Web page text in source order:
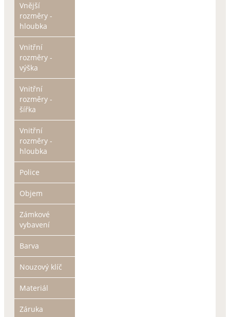
Vnější
rozměry -
hloubka
Vnitřní
rozměry -
výška
Vnitřní
rozměry -
šířka
Vnitřní
rozměry -
hloubka
Police
Objem
Zámkové
vybavení
Barva
Nouzový klíč
Materiál
Záruka